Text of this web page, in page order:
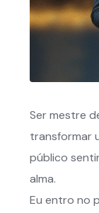
Ser mestre
transformar
público
alma.
Eu entro no